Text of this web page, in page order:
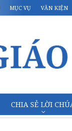
MỤC VỤ VĂN KIỆN
CHIA SẺ LỜI